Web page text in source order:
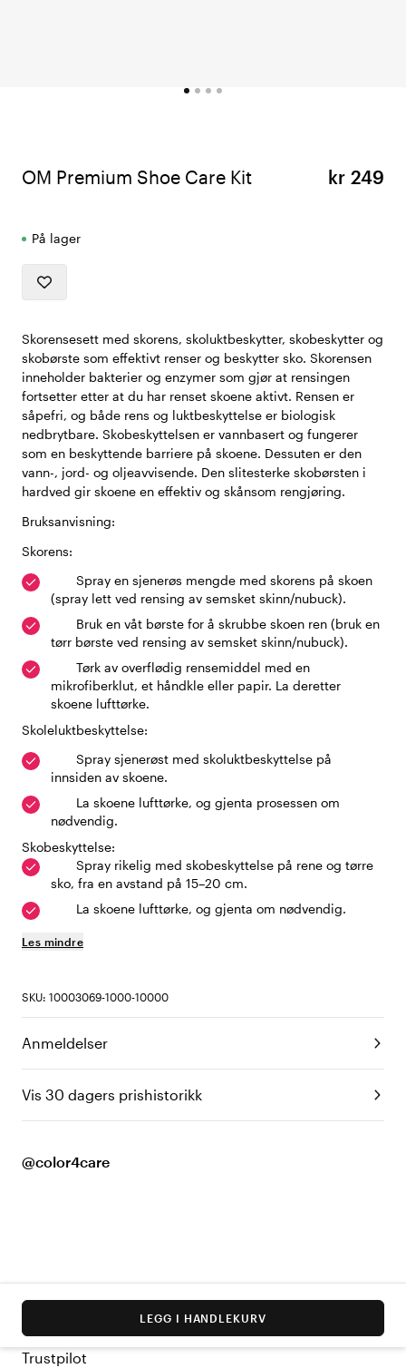
OM Premium Shoe Care Kit kr 249
På lager
Skorensesett med skorens, skoluktbeskytter, skobeskytter og
skobørste som effektivt renser og beskytter sko. Skorensen
inneholder bakterier og enzymer som gjør at rensingen
fortsetter etter at du har renset skoene aktivt. Rensen er
såpefri, og både rens og luktbeskyttelse er biologisk
nedbrytbare. Skobeskyttelsen er vannbasert og fungerer
som en beskyttende barriere på skoene. Dessuten er den
vann-, jord- og oljeavvisende. Den slitesterke skobørsten i
hardved gir skoene en effektiv og skånsom rengjøring.
Bruksanvisning:
Skorens:
Spray en sjenerøs mengde med skorens på skoen
(spray lett ved rensing av semsket skinn/nubuck).
Bruk en våt børste for å skrubbe skoen ren (bruk en
tørr børste ved rensing av semsket skinn/nubuck).
Tørk av overflødig rensemiddel med en
mikrofiberklut, et håndkle eller papir. La deretter
skoene lufttørke.
Skoleluktbeskyttelse:
Spray sjenerøst med skoluktbeskyttelse på
innsiden av skoene.
La skoene lufttørke, og gjenta prosessen om
nødvendig.
Skobeskyttelse:
Spray rikelig med skobeskyttelse på rene og tørre
sko, fra en avstand på 15–20 cm.
La skoene lufttørke, og gjenta om nødvendig.
Les mindre
SKU: 10003069-1000-10000
Anmeldelser
Vis 30 dagers prishistorikk
@color4care
LEGG I HANDLEKURV
Trustpilot